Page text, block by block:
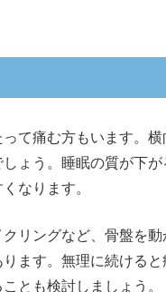
て痛む方もいます。
ょう。睡眠の質が下
なります。
リングなど、骨盤を
ます。無理に続ける
とも検討しましょう。